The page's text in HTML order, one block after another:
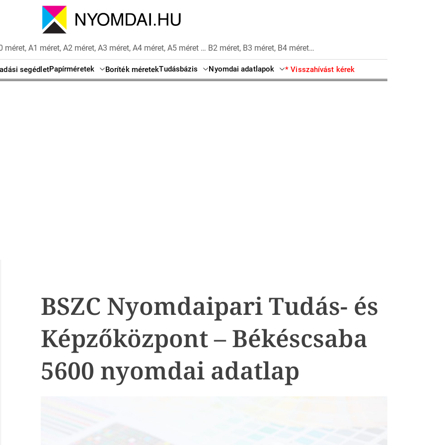
A1 méret, A2 méret, A3 méret, A4 méret, A5 méret … B2 méret, B3 méret, B4 méret…
segédletPapírméretek Boríték méretekTudásbázis Nyomdai adatlapok * Visszahívást kérek
BSZC Nyomdaipari Tudás- és
Képzőközpont – Békéscsaba
5600 nyomdai adatlap